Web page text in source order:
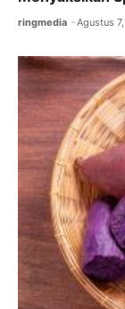
ringmedia Agustus